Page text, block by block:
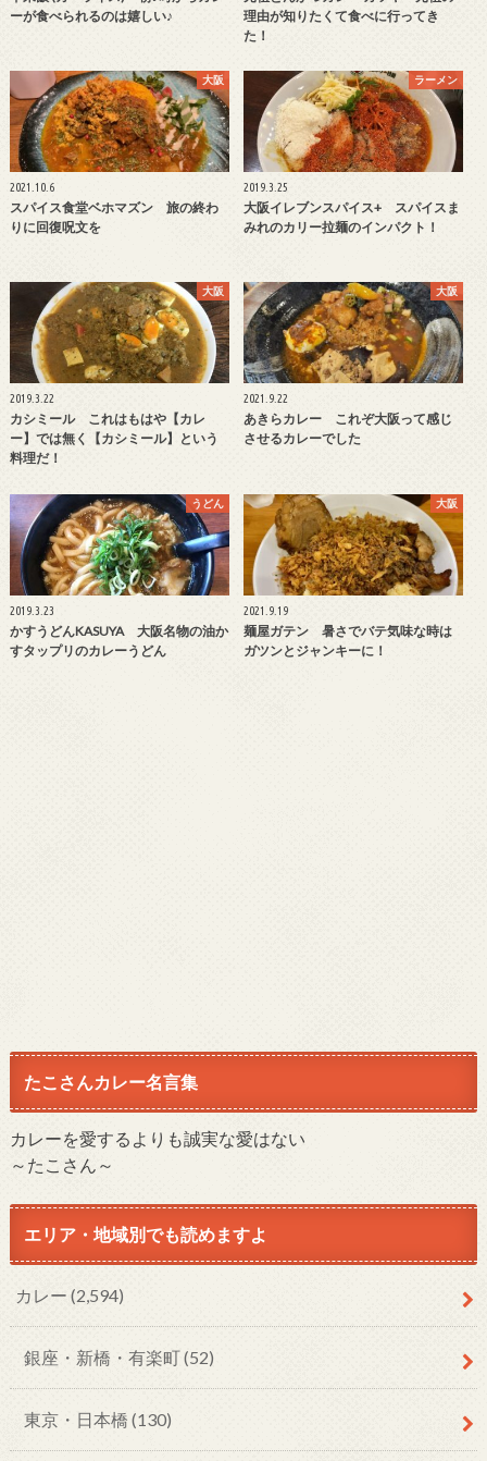
ーが食べられるのは嬉しい♪
理由が知りたくて食べに行ってき
た！
大阪
2021.10.6
スパイス食堂ベホマズン 旅の終わ
りに回復呪文を
ラーメン
2019.3.25
大阪イレブンスパイス+ スパイスま
みれのカリー拉麺のインパクト！
大阪
2019.3.22
カシミール これはもはや【カレ
ー】では無く【カシミール】という
料理だ！
大阪
2021.9.22
あきらカレー これぞ大阪って感じ
させるカレーでした
うどん
2019.3.23
かすうどんKASUYA 大阪名物の油か
すタップリのカレーうどん
大阪
2021.9.19
麺屋ガテン 暑さでバテ気味な時は
ガツンとジャンキーに！
たこさんカレー名言集
カレーを愛するよりも誠実な愛はない
～たこさん～
エリア・地域別でも読めますよ
カレー (2,594)
銀座・新橋・有楽町(52)
東京・日本橋 (130)